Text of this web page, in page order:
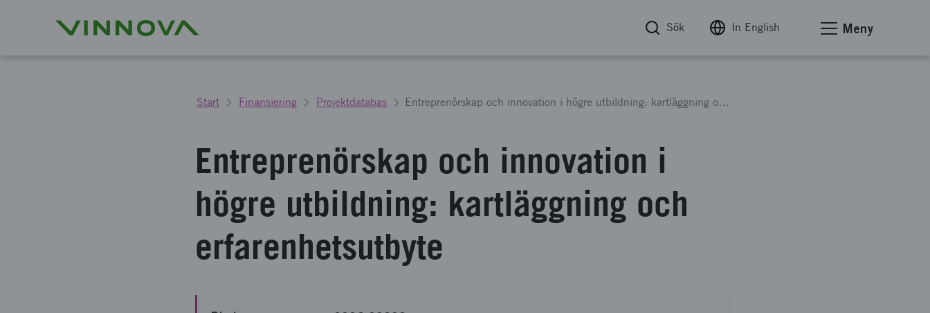
Sök In English Meny
Start Finansiering Projektdatabas Entreprenörskap och innovation i högre utbildning: kartläggning och erfarenhetsutbyte
Entreprenörskap och innovation i
högre utbildning: kartläggning och
erfarenhetsutbyte